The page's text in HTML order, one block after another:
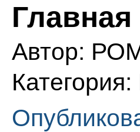
Главная
Автор:
Категория: